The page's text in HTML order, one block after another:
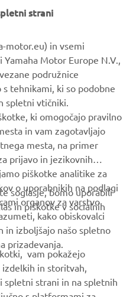
above, the effect on
and customers throughout
the most passionate.
all for their years of loyalty
special winter pastime.
continues to sell only in
strani
motor.eu) in vsemi
Motor Europe N.V.,
podružnice
tehnikami, ki so podobne
spletni vtičniki.
ki omogočajo pravilno
in vam zagotavljajo
mesta, na primer
prijavo in jezikovnih
piškotke analitike za
o uporabnikih na podlagi
organov za varstvo
kako obiskovalci
in izboljšajo našo spletno
prizadevanja.
soglasje, bomo uporabili
in piškotke v socialnih
vam pokažejo
izdelkih in storitvah,
spletni strani in na spletnih